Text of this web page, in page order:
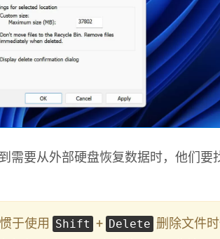
需要从外部硬盘恢复数据时，他们要
于使用 Shift + Delete 删除文件